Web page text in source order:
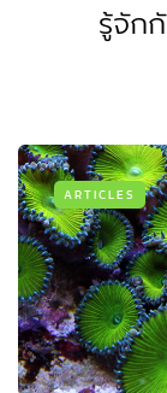
รู้จัก
ARTICLES